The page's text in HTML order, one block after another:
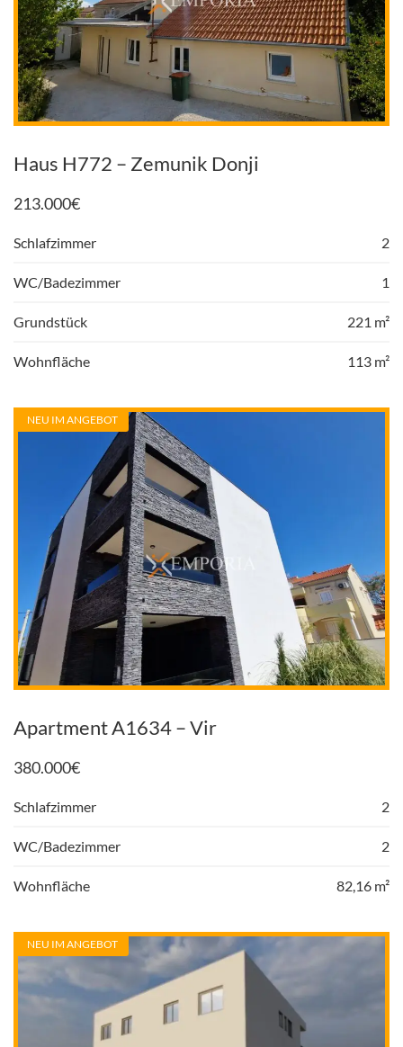
Haus H772 – Zemunik Donji
213.000€
Schlafzimmer 2
WC/Badezimmer 1
Grundstück 221 m²
Wohnfläche 113 m²
NEU IM ANGEBOT
Apartment A1634 – Vir
380.000€
Schlafzimmer 2
WC/Badezimmer 2
Wohnfläche 82,16 m²
NEU IM ANGEBOT